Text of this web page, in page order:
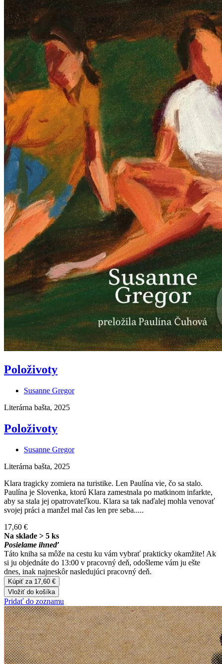
Položivoty
Susanne Gregor
Literárna bašta, 2025
Položivoty
Susanne Gregor
Literárna bašta, 2025
Klara tragicky zomiera na turistike. Len Paulína vie, čo sa stalo.
Paulína je Slovenka, ktorú Klara zamestnala po matkinom infarkte,
aby sa stala jej opatrovateľkou. Klara sa tak naďalej mohla venovať
svojej práci a manžel mal čas len pre seba.....
17,60 €
Na sklade > 5 ks
Posielame ihneď
Táto kniha sa môže na cestu ku vám vybrať prakticky okamžite! Ak
si ju objednáte do 13:00 v pracovný deň, odošleme vám ju ešte
dnes, inak najneskôr nasledujúci pracovný deň.
Kúpiť za 17,60 €
Vložiť do košíka
Pridať do zoznamu